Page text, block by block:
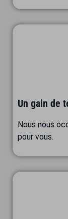
Un gain de
Nous nous
pour vous.